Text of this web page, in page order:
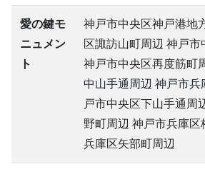
愛の鍵モ
ニュメン
ト
神戸市中央区神戸港地
区諏訪山町周辺 神戸市
神戸市中央区再度筋町
中山手通周辺 神戸市兵
戸市中央区下山手通周
野町周辺 神戸市兵庫
兵庫区矢部町周辺